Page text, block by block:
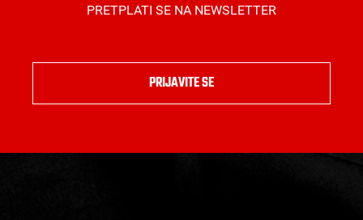
PRETPLATI SE NA NEWSLETTER
PRIJAVITE SE